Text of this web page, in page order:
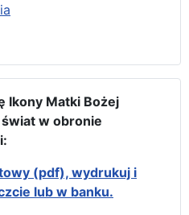
Ikony Matki Bożej
w obronie
(pdf), wydrukuj i
lub w banku.